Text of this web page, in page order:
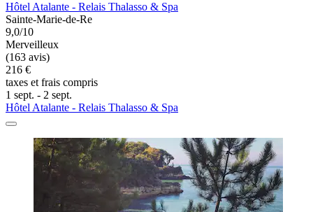
Hôtel Atalante - Relais Thalasso & Spa
Sainte-Marie-de-Re
9,0/10
Merveilleux
(163 avis)
216 €
taxes et frais compris
1 sept. - 2 sept.
Hôtel Atalante - Relais Thalasso & Spa